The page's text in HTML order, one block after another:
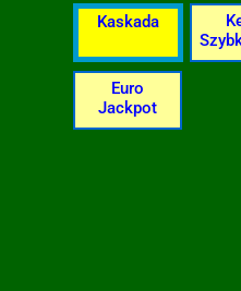
Kaskada
Euro
Jackpot